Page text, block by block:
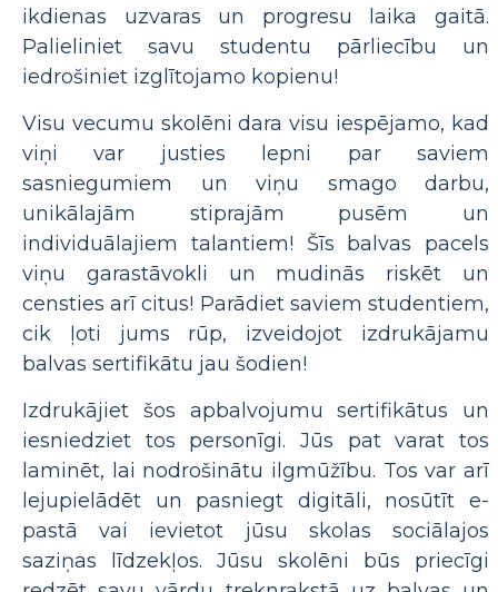
ikdienas uzvaras un progresu laika gaitā.
Palieliniet savu studentu pārliecību un
iedrošiniet izglītojamo kopienu!
Visu vecumu skolēni dara visu iespējamo, kad
viņi var justies lepni par saviem
sasniegumiem un viņu smago darbu,
unikālajām stiprajām pusēm un
individuālajiem talantiem! Šīs balvas pacels
viņu garastāvokli un mudinās riskēt un
censties arī citus! Parādiet saviem studentiem,
cik ļoti jums rūp, izveidojot izdrukājamu
balvas sertifikātu jau šodien!
Izdrukājiet šos apbalvojumu sertifikātus un
iesniedziet tos personīgi. Jūs pat varat tos
laminēt, lai nodrošinātu ilgmūžību. Tos var arī
lejupielādēt un pasniegt digitāli, nosūtīt e-
pastā vai ievietot jūsu skolas sociālajos
saziņas līdzekļos. Jūsu skolēni būs priecīgi